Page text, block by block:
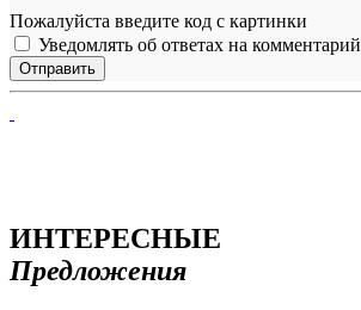
Пожалуйста введите код с картинки
Уведомлять об ответах на комментарий
ИНТЕРЕСНЫЕ
Предложения